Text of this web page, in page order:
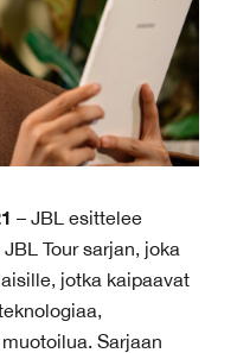
– JBL esittelee
Tour sarjan, joka
jotka kaipaavat
Sarjaan